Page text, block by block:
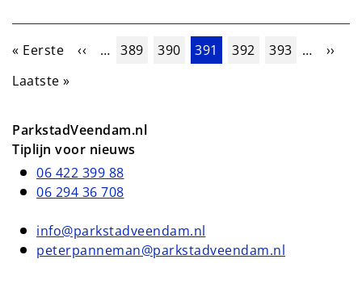
Paginering
Eerste pagina
« Eerste Vorige pagina
‹‹ … Pagina
389 Pagina
390 Huidige pagina
391 Pagina
392 Pagina
393 …
››
Laatste pagina
Laatste »
ParkstadVeendam.nl
Tiplijn voor nieuws
06 422 399 88
06 294 36 708
info@parkstadveendam.nl
peterpanneman@parkstadveendam.nl